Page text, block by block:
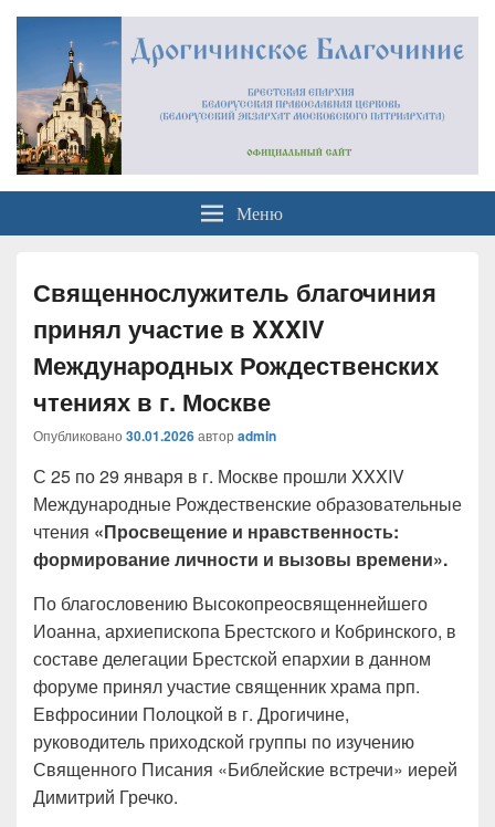
Официальный сайт
Дрогичинского благочиния
Меню
Священнослужитель благочиния
принял участие в XXXIV
Международных Рождественских
чтениях в г. Москве
Опубликовано 30.01.2026автор admin
С 25 по 29 января в г. Москве прошли XXXIV
Международные Рождественские образовательные
чтения «Просвещение и нравственность:
формирование личности и вызовы времени».
По благословению Высокопреосвященнейшего
Иоанна, архиепископа Брестского и Кобринского, в
составе делегации Брестской епархии в данном
форуме принял участие священник храма прп.
Евфросинии Полоцкой в г. Дрогичине,
руководитель приходской группы по изучению
Священного Писания «Библейские встречи» иерей
Димитрий Гречко.